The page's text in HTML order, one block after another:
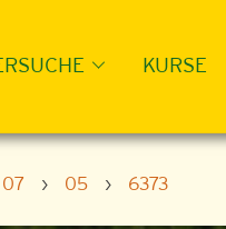
KURSE
07 › 05 › 6373